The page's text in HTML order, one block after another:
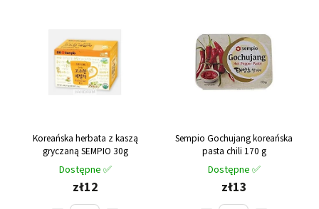
sprzedawane
Alfabetycznie
Koreańska herbata z kaszą
gryczaną SEMPIO 30g
Dostępne ✅
zł12
Sempio Gochujang koreańska
pasta chili 170 g
Dostępne ✅
zł13